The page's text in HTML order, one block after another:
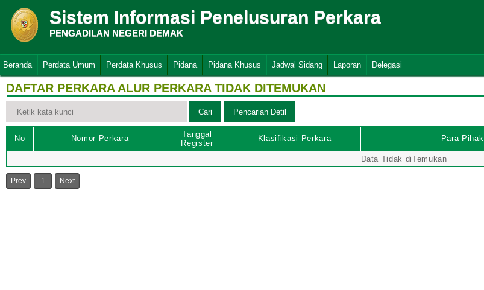
Sistem Informasi Penelusuran Perkara
PENGADILAN NEGERI DEMAK
Beranda Perdata Umum Perdata Khusus Pidana Pidana Khusus Jadwal Sidang Laporan Delegasi
DAFTAR PERKARA ALUR PERKARA TIDAK DITEMUKAN
No Nomor Perkara
Tanggal
Register
Klasifikasi Perkara Para Pihak
Data Tidak diTemukan
Prev 1 Next